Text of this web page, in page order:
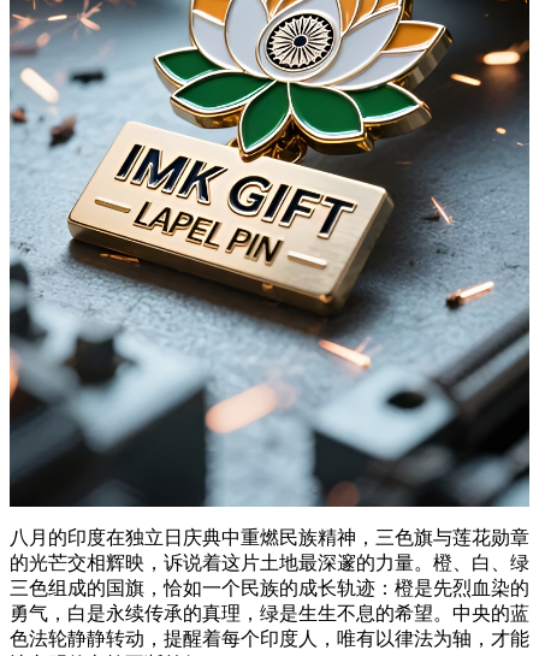
八月的印度在独立日庆典中重燃民族精神，三色旗与莲花勋章
的光芒交相辉映，诉说着这片土地最深邃的力量。橙、白、绿
三色组成的国旗，恰如一个民族的成长轨迹：橙是先烈血染的
勇气，白是永续传承的真理，绿是生生不息的希望。中央的蓝
色法轮静静转动，提醒着每个印度人，唯有以律法为轴，才能